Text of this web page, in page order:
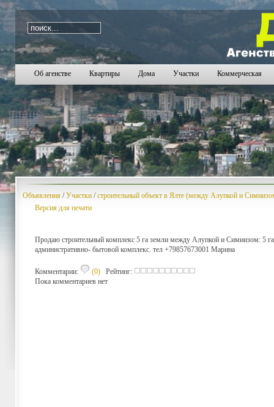
i=2048
Об агенстве Квартиры Дома Участки Коммерческая
Объявления /Участки /строительный объект в Ялте (между Алупкой и
Версия для печати
Продаю строительный комплекс 5 га земли между Алупкой и Симиизом: 5
административно- бытовой комплекс. тел +79857673001 Марина
Комментарии: (0) Рейтинг:
Пока комментариев нет